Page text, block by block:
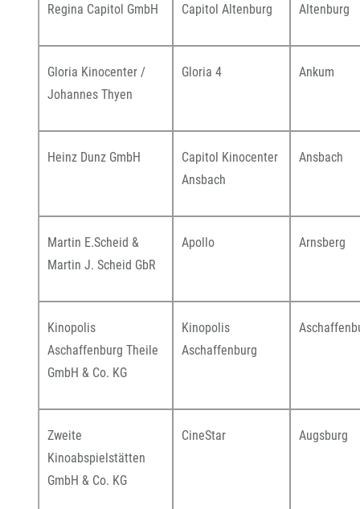
Regina Capitol GmbH Capitol Altenburg Altenburg
Gloria Kinocenter /
Johannes Thyen
Gloria 4 Ankum
Heinz Dunz GmbH
Capitol Kinocenter
Ansbach
Ansbach
Martin E.Scheid &
Martin J. Scheid GbR
Apollo Arnsberg
Kinopolis
Aschaffenburg Theile
GmbH & Co. KG
Kinopolis
Aschaffenburg
Zweite
Kinoabspielstätten
GmbH & Co. KG
CineStar Augsburg